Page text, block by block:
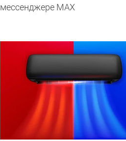
мессенджере МАХ